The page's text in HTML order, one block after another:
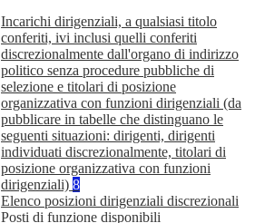
Incarichi dirigenziali, a qualsiasi titolo
conferiti, ivi inclusi quelli conferiti
discrezionalmente dall'organo di indirizzo
politico senza procedure pubbliche di
selezione e titolari di posizione
organizzativa con funzioni dirigenziali (da
pubblicare in tabelle che distinguano le
seguenti situazioni: dirigenti, dirigenti
individuati discrezionalmente, titolari di
posizione organizzativa con funzioni
dirigenziali) 8
Elenco posizioni dirigenziali discrezionali
Posti di funzione disponibili